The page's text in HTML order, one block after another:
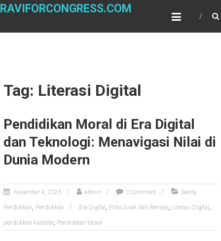
Skip
RAVIFORCONGRESS.COM
Tag: Literasi Digital
Pendidikan Moral di Era Digital
dan Teknologi: Menavigasi Nilai di
Dunia Modern
November 4, 2025 admin 0 Comment Berita
Pendidikan, Pendidikan Era Digital , Etika Anak dan Remaja, Literasi Digital ,
pendidikan karakter, Pendidikan Moral